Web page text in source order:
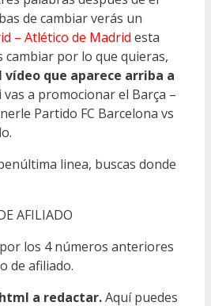
de cambiar verás un
– Atlético de Madrid esta
cambiar por lo que quieras,
que aparece arriba a
vas a promocionar el Barça –
Partido FC Barcelona vs
linea, buscas donde
AFILIADO
los 4 números anteriores
de afiliado.
html a redactar.Aquí puedes